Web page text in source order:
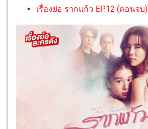
เรื่องย่อ รากแก้ว EP.12 (ตอนจบ)